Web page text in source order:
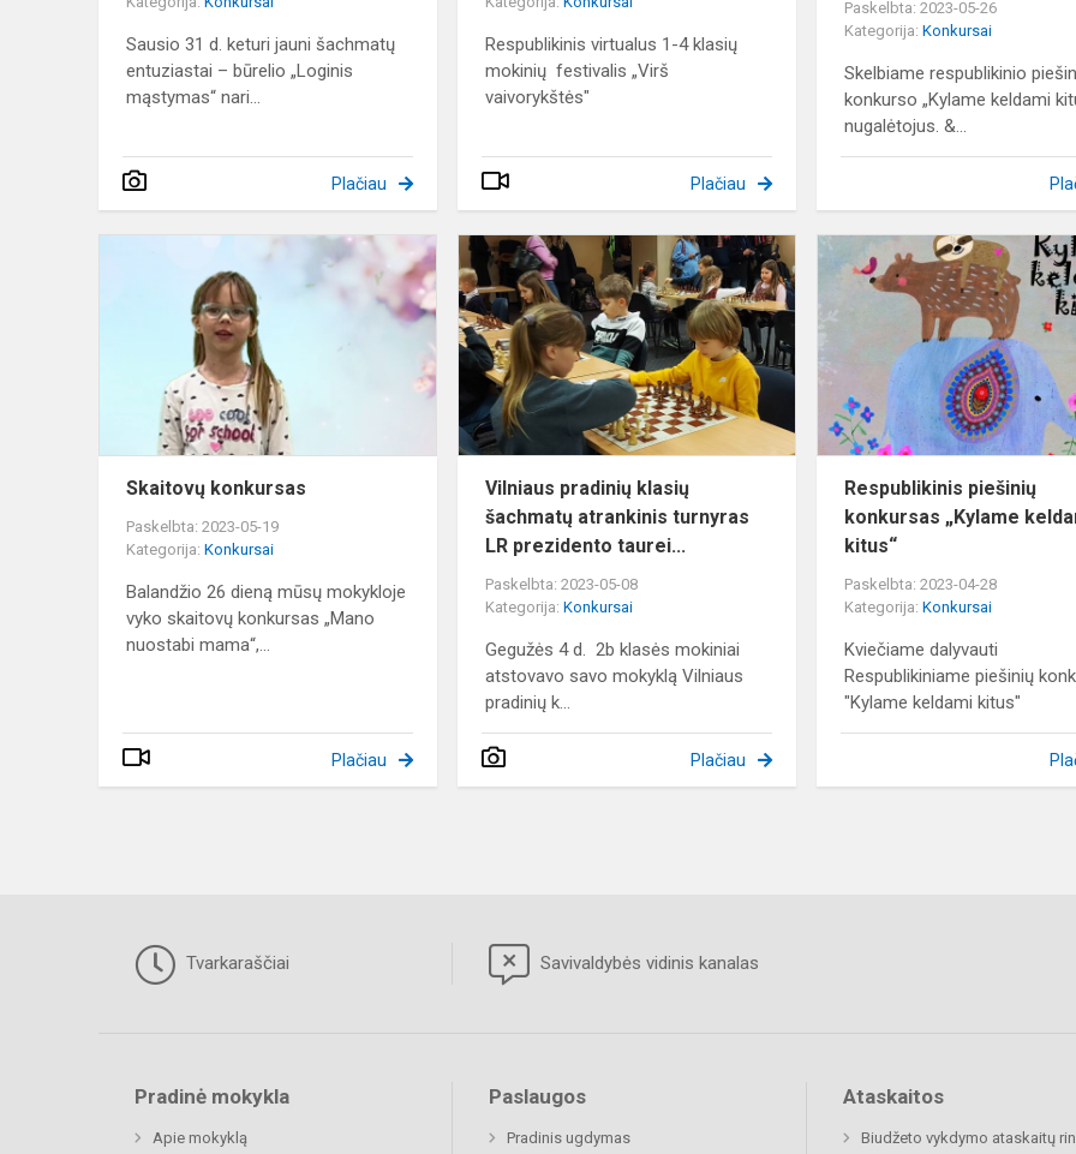
Sausio 31 d. keturi jauni šachmatų
entuziastai – būrelio „Loginis
mąstymas“ nari...
Plačiau
Respublikinis virtualus 1-4 klasių
mokinių festivalis „Virš
vaivorykštės"
Plačiau
Paskelbta: 2023-05-26
Kategorija:Konkursai
Skelbiame respublikinio
konkurso „Kylame keldami
nugalėtojus. &...
Skaitovų
konkursas
Skaitovų konkursas
Paskelbta: 2023-05-19
Kategorija: Konkursai
Balandžio 26 dieną mūsų mokykloje
vyko skaitovų konkursas „Mano
nuostabi mama“,...
Plačiau
Vilniaus
pradinių
klasių
šachmatų
atrankinis
turnyras
pr...
Vilniaus pradinių klasių
šachmatų atrankinis turnyras
LR prezidento taurei...
Paskelbta: 2023-05-08
Kategorija:Konkursai
Gegužės 4 d. 2b klasės mokiniai
atstovavo savo mokyklą Vilniaus
pradinių k...
Plačiau
Respublikinis piešinių
konkursas „Kylame
kitus“
Paskelbta: 2023-04-28
Kategorija:Konkursai
Kviečiame dalyvauti
Respublikiniame piešinių
"Kylame keldami kitus"
Tvarkaraščiai Savivaldybės vidinis kanalas
Pradinė mokykla
Apie mokyklą
Paslaugos
Pradinis ugdymas
Ataskaitos
Biudžeto vykdymo ataskaitų